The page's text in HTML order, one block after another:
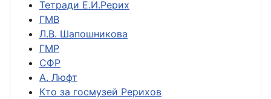
Тетради Е.И.Рерих
ГМВ
Л.В. Шапошникова
ГМР
СФР
А. Люфт
Кто за госмузей Рерихов